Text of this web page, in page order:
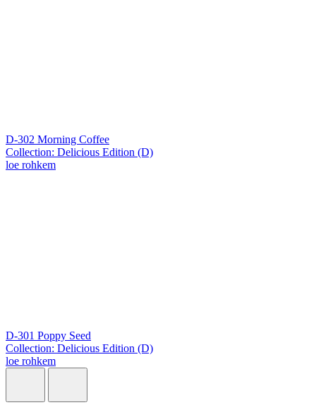
D-302 Morning Coffee
Collection: Delicious Edition (D)
loe rohkem
D-301 Poppy Seed
Collection: Delicious Edition (D)
loe rohkem